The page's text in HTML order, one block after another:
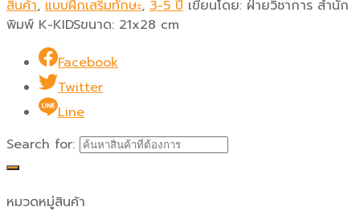
สินค้า, แบบฝึกเสริมทักษะ, 3-5 ปี เขียนโดย: ฝ่ายวิชาการ สำนัก
พิมพ์ K-KIDSขนาด: 21x28 cm
Facebook
Twitter
Line
Search for:
หมวดหมู่สินค้า